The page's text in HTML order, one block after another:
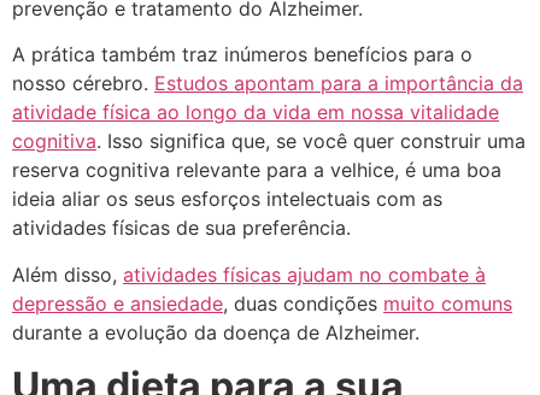
prevenção e tratamento do Alzheimer.
A prática também traz inúmeros benefícios para o
nosso cérebro. Estudos apontam para a importância da
atividade física ao longo da vida em nossa vitalidade
cognitiva. Isso significa que, se você quer construir uma
reserva cognitiva relevante para a velhice, é uma boa
ideia aliar os seus esforços intelectuais com as
atividades físicas de sua preferência.
Além disso, atividades físicas ajudam no combate à
depressão e ansiedade, duas condições muito comuns
durante a evolução da doença de Alzheimer.